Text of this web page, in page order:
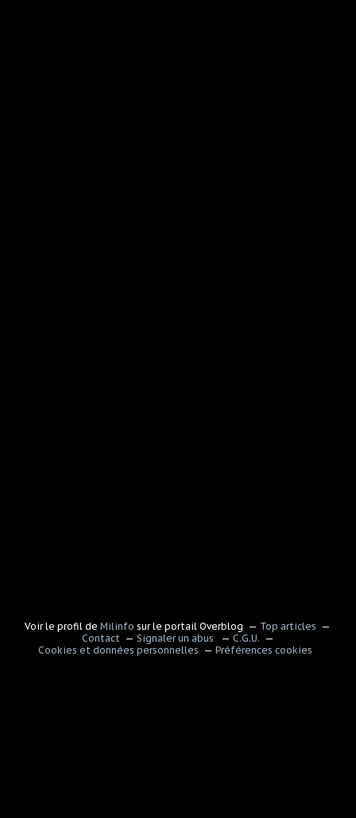
Voir le profil deMilinfo sur le portail Overblog
Top articles
Contact
Signaler un abus
C.G.U.
Cookies et données personnelles
Préférences cookies